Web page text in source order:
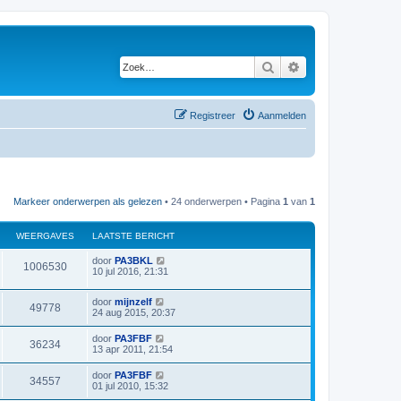
Zoek
Aanmelden
Registreer
Markeer onderwerpen als gelezen • 24 onderwerpen • Pagina 1 van 1
WEERGAVES LAATSTE BERICHT
1006530W
e
L
a
t
s
t
e
b
e
r
i
c
h
t
door PA3BKL
10 jul 2016, 21:31
49778W
e
r
L
a
s
t
e
b
e
r
door mijnzelf
24 aug 2015, 20:37
36234W
e
L
a
s
t
door PA3FBF
13 apr 2011, 21:54
34557W
L
a
door PA3FBF
01 jul 2010, 15:32